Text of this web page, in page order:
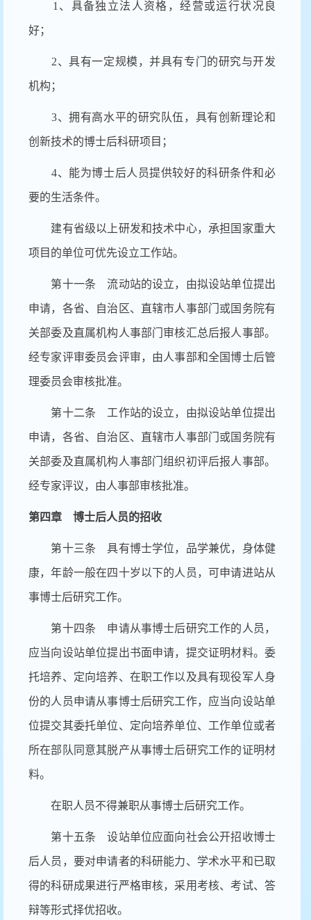
1、具备独立法人资格，经营或运行状况良
好；
2、具有一定规模，并具有专门的研究与开发
机构；
3、拥有高水平的研究队伍，具有创新理论和
创新技术的博士后科研项目；
4、能为博士后人员提供较好的科研条件和必
要的生活条件。
建有省级以上研发和技术中心，承担国家重大
项目的单位可优先设立工作站。
第十一条 流动站的设立，由拟设站单位提出
申请，各省、自治区、直辖市人事部门或国务院有
关部委及直属机构人事部门审核汇总后报人事部。
经专家评审委员会评审，由人事部和全国博士后管
理委员会审核批准。
第十二条 工作站的设立，由拟设站单位提出
申请，各省、自治区、直辖市人事部门或国务院有
关部委及直属机构人事部门组织初评后报人事部。
经专家评议，由人事部审核批准。
第四章 博士后人员的招收
第十三条 具有博士学位，品学兼优，身体健
康，年龄一般在四十岁以下的人员，可申请进站从
事博士后研究工作。
第十四条 申请从事博士后研究工作的人员，
应当向设站单位提出书面申请，提交证明材料。委
托培养、定向培养、在职工作以及具有现役军人身
份的人员申请从事博士后研究工作，应当向设站单
位提交其委托单位、定向培养单位、工作单位或者
所在部队同意其脱产从事博士后研究工作的证明材
料。
在职人员不得兼职从事博士后研究工作。
第十五条 设站单位应面向社会公开招收博士
后人员，要对申请者的科研能力、学术水平和已取
得的科研成果进行严格审核，采用考核、考试、答
辩等形式择优招收。